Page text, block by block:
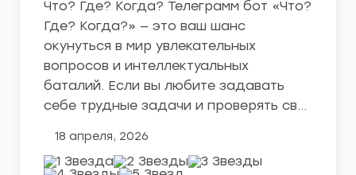
Что? Где? Когда? Телеграмм бот «Что?
Где? Когда?» — это ваш шанс
окунуться в мир увлекательных
вопросов и интеллектуальных
баталий. Если вы любите задавать
себе трудные задачи и проверять св…
18 апреля, 2026